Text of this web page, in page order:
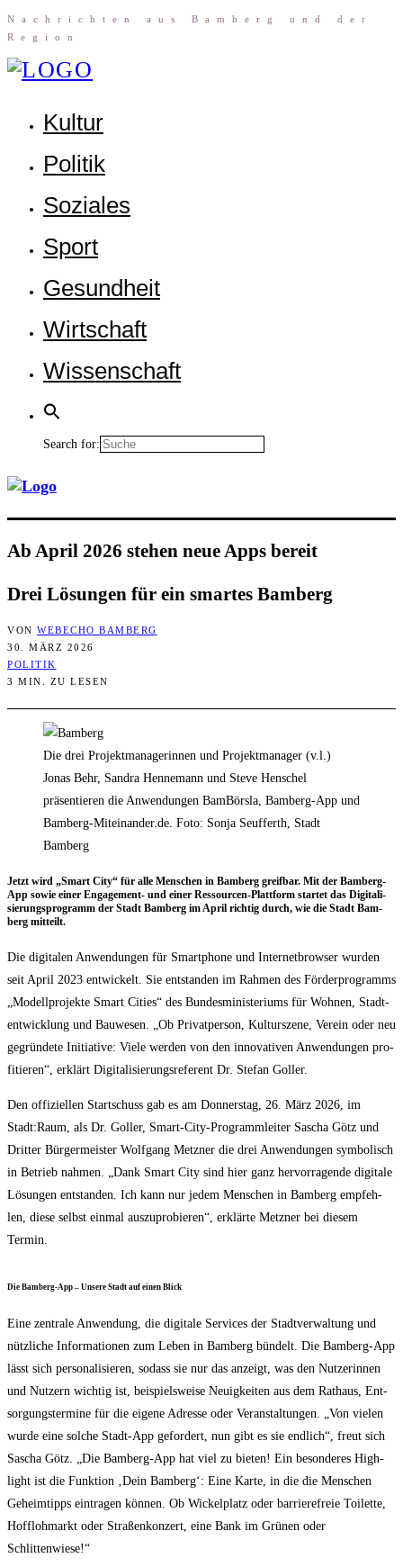
Nach­rich­ten aus Bam­berg und der
Region
Kul­tur
Poli­tik
Sozia­les
Sport
Gesund­heit
Wirt­schaft
Wis­sen­schaft
Search for:
Ab April 2026 ste­hen neue Apps bereit
Drei Lösun­gen für ein smar­tes Bamberg
VON WEBECHO BAMBERG
30. MÄRZ 2026
POLITIK
3 MIN. ZU LESEN
Die drei Projektmanagerinnen und Projektmanager (v.l.)
Jonas Behr, Sandra Hennemann und Steve Henschel
präsentieren die Anwendungen BamBörsla, Bamberg-App und
Bamberg-Miteinander.de. Foto: Sonja Seufferth, Stadt
Bamberg
Jetzt wird „Smart City“ für alle Men­schen in Bam­berg greif­bar. Mit der Bam­berg-
App sowie einer Enga­ge­ment- und einer Res­sour­cen-Platt­form star­tet das Digi­ta­li­
sie­rungs­pro­gramm der Stadt Bam­berg im April rich­tig durch, wie die Stadt Bam­
berg mitteilt.
Die digi­ta­len Anwen­dun­gen für Smart­phone und Inter­net­brow­ser wur­den
seit April 2023 ent­wi­ckelt. Sie ent­stan­den im Rah­men des För­der­pro­gramms
„Modell­pro­jek­te Smart Cities“ des Bun­des­mi­nis­te­ri­ums für Woh­nen, Stadt­
ent­wick­lung und Bau­we­sen. „Ob Pri­vat­per­son, Kul­tur­sze­ne, Ver­ein oder neu
gegrün­de­te Initia­ti­ve: Vie­le wer­den von den inno­va­ti­ven Anwen­dun­gen pro­
fi­tie­ren“, erklärt Digi­ta­li­sie­rungs­re­fe­rent Dr. Ste­fan Goller.
Den offi­zi­el­len Start­schuss gab es am Don­ners­tag, 26. März 2026, im
Stadt:Raum, als Dr. Gol­ler, Smart-City-Pro­gramm­lei­ter Sascha Götz und
Drit­ter Bür­ger­meis­ter Wolf­gang Metz­ner die drei Anwen­dun­gen sym­bo­lisch
in Betrieb nah­men. „Dank Smart City sind hier ganz her­vor­ra­gen­de digi­ta­le
Lösun­gen ent­stan­den. Ich kann nur jedem Men­schen in Bam­berg emp­feh­
len, die­se selbst ein­mal aus­zu­pro­bie­ren“, erklär­te Metz­ner bei die­sem
Termin.
Die Bam­berg-App – Unse­re Stadt auf einen Blick
Eine zen­tra­le Anwen­dung, die digi­ta­le Ser­vices der Stadt­ver­wal­tung und
nütz­li­che Infor­ma­tio­nen zum Leben in Bam­berg bün­delt. Die Bam­berg-App
lässt sich per­so­na­li­sie­ren, sodass sie nur das anzeigt, was den Nut­ze­rin­nen
und Nut­zern wich­tig ist, bei­spiels­wei­se Neu­ig­kei­ten aus dem Rat­haus, Ent­
sor­gungs­ter­mi­ne für die eige­ne Adres­se oder Ver­an­stal­tun­gen. „Von vie­len
wur­de eine sol­che Stadt-App gefor­dert, nun gibt es sie end­lich“, freut sich
Sascha Götz. „Die Bam­berg-App hat viel zu bie­ten! Ein beson­de­res High­
light ist die Funk­ti­on ‚Dein Bam­berg‘: Eine Kar­te, in die die Men­schen
Geheim­tipps ein­tra­gen kön­nen. Ob Wickel­platz oder bar­rie­re­freie Toi­let­te,
Hoff­loh­markt oder Stra­ßen­kon­zert, eine Bank im Grü­nen oder
Schlittenwiese!“